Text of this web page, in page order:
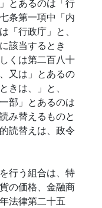
条第一項中「内
「行政庁」と、
該当するとき
くは第二百八十
又は」とあるの
きは、」と、
部」とあるのは
み替えるものと
読替えは、政令
行う組合は、特
の価格、金融商
法律第二十五